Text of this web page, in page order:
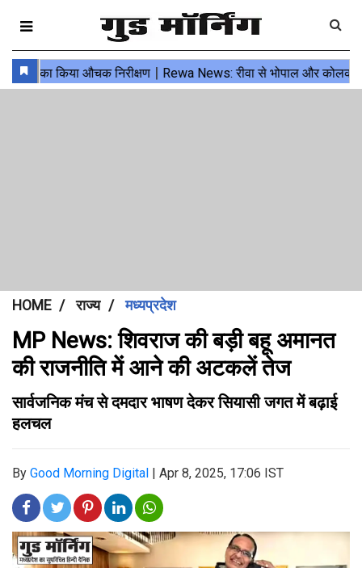
HOME राज्य मध्यप्रदेश
MP News: शिवराज की बड़ी बहू अमानत
की राजनीति में आने की अटकलें तेज
सार्वजनिक मंच से दमदार भाषण देकर सियासी जगत में बढ़ाई
हलचल
By Good Morning Digital | Apr 8, 2025, 17:06 IST